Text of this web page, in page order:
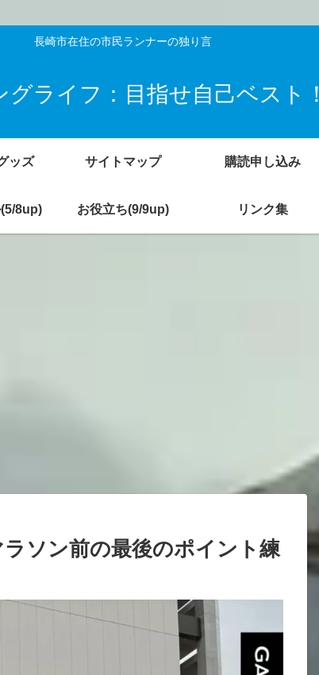
長崎市在住の市民ランナーの独り言
グライフ：目指せ自己ベスト！
ッズ サイトマップ 購読申し込み
8up) お役立ち(9/9up) リンク集
ソン前の最後のポイント練